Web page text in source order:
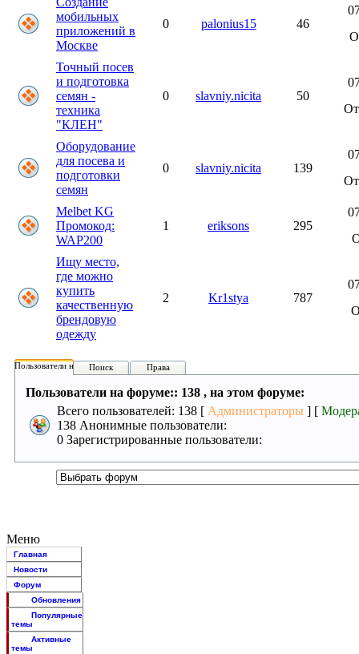
мобильных
приложений в
Москве
0 palonius15 46
Точный посев
и подготовка
семян -
техника
"КЛЕН"
0 slavniy.nicita 50
Оборудование
для посева и
подготовки
семян
0 slavniy.nicita 139
Melbet KG
Промокод:
WAP200
1 eriksons 295
Ищу место,
где можно
купить
качественную
брендовую
одежду
2 Kr1stya 787
Пользователи на форуме:
Поиск Права
Пользователи на форуме:: 138 , на этом форуме:
Всего пользователей: 138 [ Администраторы ] [
138 Анонимные пользователи:
0 Зарегистрированные пользователи:
Меню
Главная
Новости
Форум
Обновления
Популярные
темы
Активные
темы